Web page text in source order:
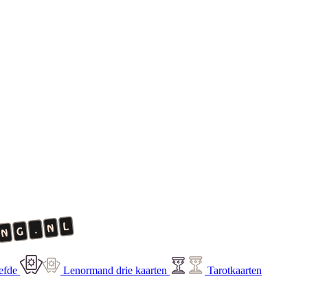
Lenormand drie kaarten
Tarotkaarten